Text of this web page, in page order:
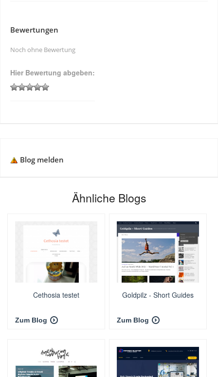
Bewertungen
Noch ohne Bewertung
Hier Bewertung abgeben:
Blog melden
Ähnliche Blogs
Cethosia testet
Zum Blog
Goldpilz - Short Guides
Zum Blog